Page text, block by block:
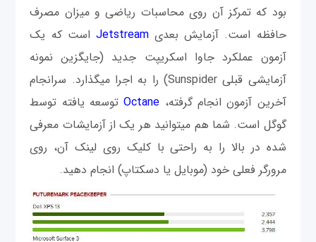
بود که تمرکز آن روی محاسبات ریاضی و میزان مصرف
حافظه است. آزمايش بعدیJetstream است که یک
آزمون عملکرد جاوا اسکریپت جدید (جایگزین نمونه
آزمایشی قبلی Sunspider) را به اجرا می‎گذارد. سرانجام
آخرین آزمون انجام گرفته، Octaneتوسعه یافته توسط
گوگل است. شما هم می‎توانید هر یک از آزمايشات معرفی
شده در بالا را به راحتی با کلیک روی لینک آن، روی
مرورگر فعلی خود (موبایل یا دسکتاپ) انجام دهید.